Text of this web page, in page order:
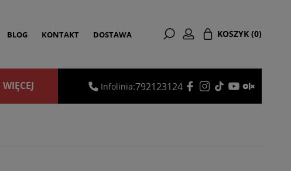
KOSZYK (0)
BLOG KONTAKT DOSTAWA
WIĘCEJ Infolinia:792123124